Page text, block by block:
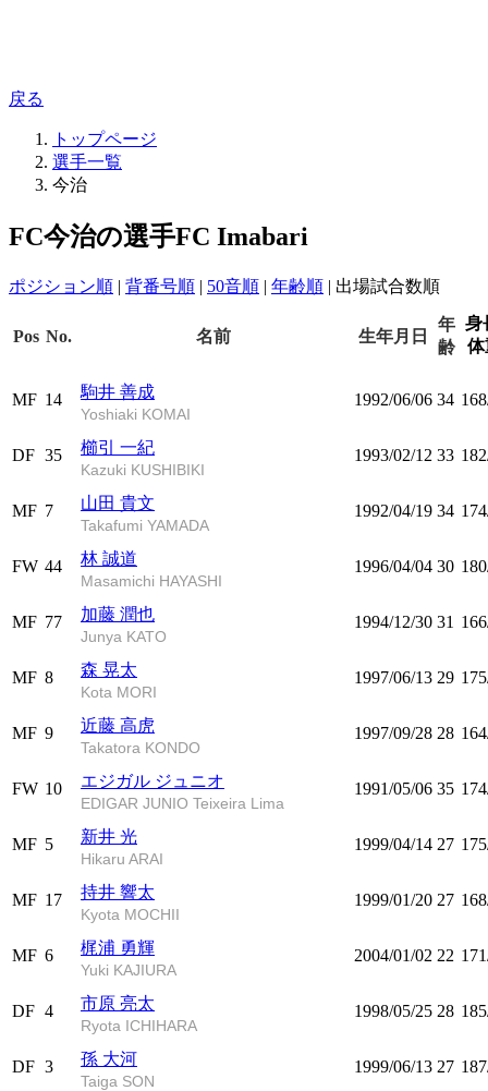
戻る
トップページ
選手一覧
今治
FC今治の選手FC Imabari
ポジション順 | 背番号順 | 50音順 | 年齢順 | 出場試合数順
Pos No. 名前 生年月日
年
齢
身
体
MF 14 駒井 善成
Yoshiaki KOMAI
1992/06/06 34
DF 35 櫛引 一紀
Kazuki KUSHIBIKI
1993/02/12 33
MF 7 山田 貴文
Takafumi YAMADA
1992/04/19 34
FW 44 林 誠道
Masamichi HAYASHI
1996/04/04 30
MF 77 加藤 潤也
Junya KATO
1994/12/30 31
MF 8 森 晃太
Kota MORI
1997/06/13 29
MF 9 近藤 高虎
Takatora KONDO
1997/09/28 28
FW 10 エジガル ジュニオ
EDIGAR JUNIO Teixeira Lima
1991/05/06 35
MF 5 新井 光
Hikaru ARAI
1999/04/14 27
MF 17 持井 響太
Kyota MOCHII
1999/01/20 27
MF 6 梶浦 勇輝
Yuki KAJIURA
2004/01/02 22
DF 4 市原 亮太
Ryota ICHIHARA
1998/05/25 28
DF 3 孫 大河
Taiga SON
1999/06/13 27